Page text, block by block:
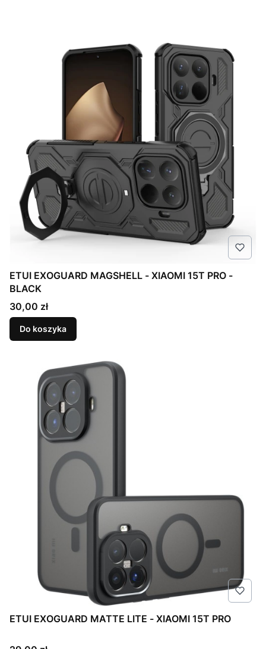
ETUI EXOGUARD MAGSHELL - XIAOMI 15T PRO -
BLACK
Cena
30,00 zł
Do koszyka
ETUI EXOGUARD MATTE LITE - XIAOMI 15T PRO